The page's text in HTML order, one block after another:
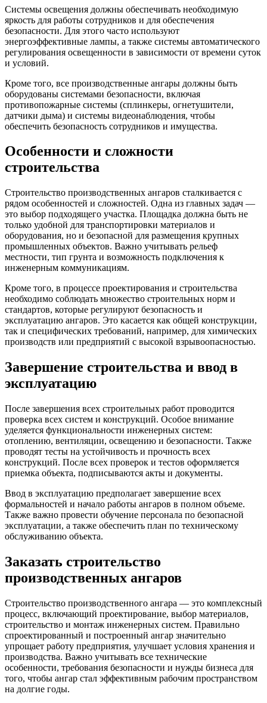
Системы освещения должны обеспечивать необходимую
яркость для работы сотрудников и для обеспечения
безопасности. Для этого часто используют
энергоэффективные лампы, а также системы автоматического
регулирования освещенности в зависимости от времени суток
и условий.
Кроме того, все производственные ангары должны быть
оборудованы системами безопасности, включая
противопожарные системы (сплинкеры, огнетушители,
датчики дыма) и системы видеонаблюдения, чтобы
обеспечить безопасность сотрудников и имущества.
Особенности и сложности
строительства
Строительство производственных ангаров сталкивается с
рядом особенностей и сложностей. Одна из главных задач —
это выбор подходящего участка. Площадка должна быть не
только удобной для транспортировки материалов и
оборудования, но и безопасной для размещения крупных
промышленных объектов. Важно учитывать рельеф
местности, тип грунта и возможность подключения к
инженерным коммуникациям.
Кроме того, в процессе проектирования и строительства
необходимо соблюдать множество строительных норм и
стандартов, которые регулируют безопасность и
эксплуатацию ангаров. Это касается как общей конструкции,
так и специфических требований, например, для химических
производств или предприятий с высокой взрывоопасностью.
Завершение строительства и ввод в
эксплуатацию
После завершения всех строительных работ проводится
проверка всех систем и конструкций. Особое внимание
уделяется функциональности инженерных систем:
отоплению, вентиляции, освещению и безопасности. Также
проводят тесты на устойчивость и прочность всех
конструкций. После всех проверок и тестов оформляется
приемка объекта, подписываются акты и документы.
Ввод в эксплуатацию предполагает завершение всех
формальностей и начало работы ангаров в полном объеме.
Также важно провести обучение персонала по безопасной
эксплуатации, а также обеспечить план по техническому
обслуживанию объекта.
Заказать строительство
производственных ангаров
Строительство производственного ангара — это комплексный
процесс, включающий проектирование, выбор материалов,
строительство и монтаж инженерных систем. Правильно
спроектированный и построенный ангар значительно
упрощает работу предприятия, улучшает условия хранения и
производства. Важно учитывать все технические
особенности, требования безопасности и нужды бизнеса для
того, чтобы ангар стал эффективным рабочим пространством
на долгие годы.